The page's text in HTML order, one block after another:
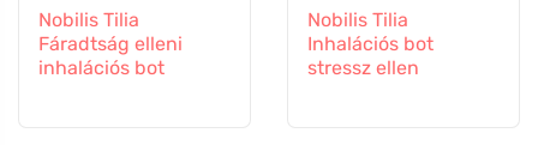
Nobilis Tilia
Fáradtság elleni
inhalációs bot
Nobilis Tilia
Inhalációs bot
stressz ellen